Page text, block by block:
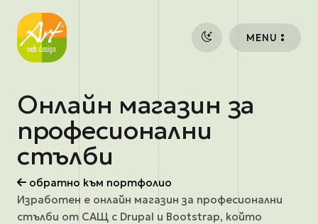
MENU
Онлайн магазин за
професионални
стълби
обратно към портфолио
Изработен е онлайн магазин за професионални
стълби от САЩ с Drupal и Bootstrap, който